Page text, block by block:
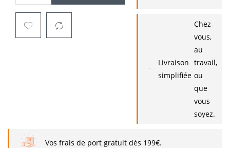
Livraison
simplifiée
Chez
vous,
au
travail,
ou
que
vous
soyez.
Vos frais de port gratuit dès 199€.